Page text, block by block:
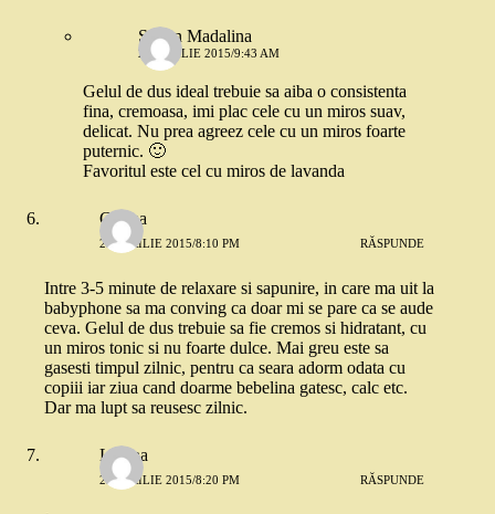
Stoian Madalina
24 APRILIE 2015/9:43 AM
Gelul de dus ideal trebuie sa aiba o consistenta
fina, cremoasa, imi plac cele cu un miros suav,
delicat. Nu prea agreez cele cu un miros foarte
puternic. 🙂
Favoritul este cel cu miros de lavanda
Corina
23 APRILIE 2015/8:10 PM RĂSPUNDE
Intre 3-5 minute de relaxare si sapunire, in care ma uit la
babyphone sa ma conving ca doar mi se pare ca se aude
ceva. Gelul de dus trebuie sa fie cremos si hidratant, cu
un miros tonic si nu foarte dulce. Mai greu este sa
gasesti timpul zilnic, pentru ca seara adorm odata cu
copiii iar ziua cand doarme bebelina gatesc, calc etc.
Dar ma lupt sa reusesc zilnic.
Liliana
23 APRILIE 2015/8:20 PM RĂSPUNDE